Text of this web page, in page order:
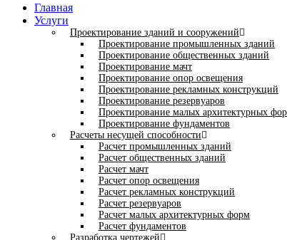
Главная
Услуги
Проектирование зданий и сооружений
Проектирование промышленных зданий
Проектирование общественных зданий
Проектирование мачт
Проектирование опор освещения
Проектирование рекламных конструкций
Проектирование резервуаров
Проектирование малых архитектурных
Проектирование фундаментов
Расчеты несущей способности
Расчет промышленных зданий
Расчет общественных зданий
Расчет мачт
Расчет опор освещения
Расчет рекламных конструкций
Расчет резервуаров
Расчет малых архитектурных форм
Расчет фундаментов
Разработка чертежей